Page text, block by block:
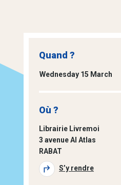
Quand ?
Wednesday 15 March
Où ?
Librairie Livremoi
3 avenue Al Atlas
RABAT
S’y rendre